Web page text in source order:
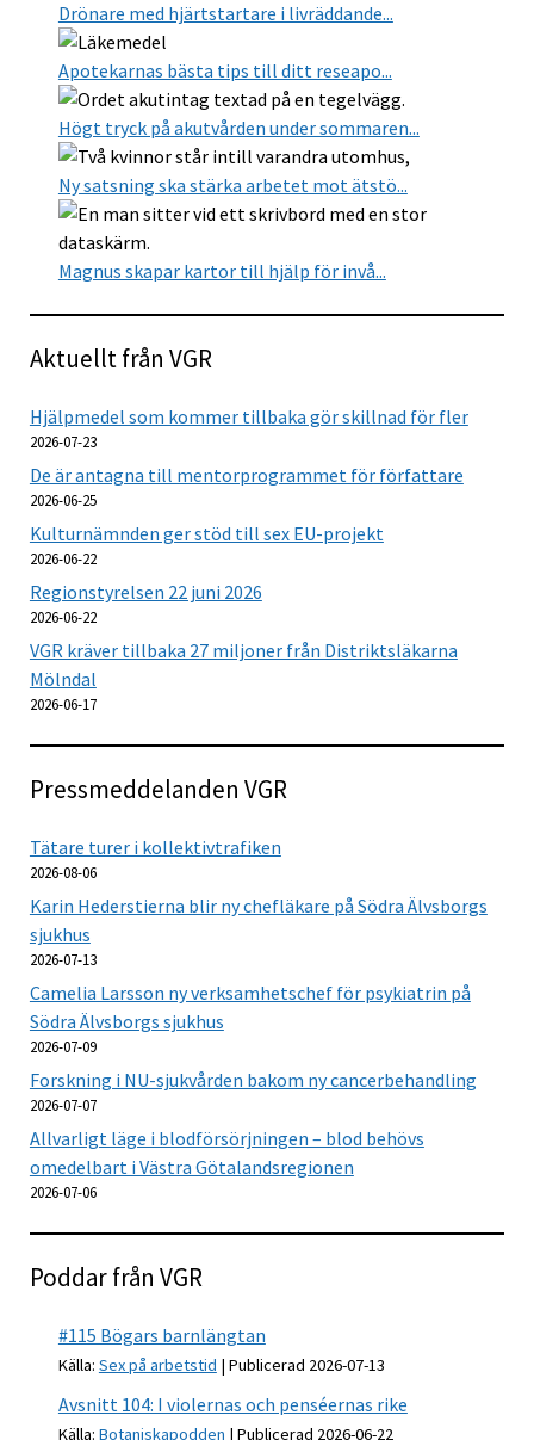
Drönare med hjärtstartare i livräddande...
Apotekarnas bästa tips till ditt reseapo...
Högt tryck på akutvården under sommaren...
Ny satsning ska stärka arbetet mot ätstö...
Magnus skapar kartor till hjälp för invå...
Aktuellt från VGR
Hjälpmedel som kommer tillbaka gör skillnad för fler
2026-07-23
De är antagna till mentorprogrammet för författare
2026-06-25
Kulturnämnden ger stöd till sex EU-projekt
2026-06-22
Regionstyrelsen 22 juni 2026
2026-06-22
VGR kräver tillbaka 27 miljoner från Distriktsläkarna
Mölndal
2026-06-17
Pressmeddelanden VGR
Tätare turer i kollektivtrafiken
2026-08-06
Karin Hederstierna blir ny chefläkare på Södra Älvsborgs
sjukhus
2026-07-13
Camelia Larsson ny verksamhetschef för psykiatrin på
Södra Älvsborgs sjukhus
2026-07-09
Forskning i NU-sjukvården bakom ny cancerbehandling
2026-07-07
Allvarligt läge i blodförsörjningen – blod behövs
omedelbart i Västra Götalandsregionen
2026-07-06
Poddar från VGR
#115 Bögars barnlängtan
Källa: Sex på arbetstid Publicerad 2026-07-13
Avsnitt 104: I violernas och penséernas rike
Källa: Botaniskapodden Publicerad 2026-06-22